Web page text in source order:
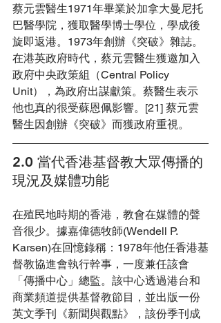
蔡元雲醫生1971年畢業於加拿大曼尼托
巴醫學院，獲取醫學博士學位，學成後
旋即返港。1973年創辦《突破》雜誌。
在港英政府時代，蔡元雲醫生獲邀加入
政府中央政策組（Central Policy
Unit），為政府出謀獻策。蔡醫生表示
他也真的很受蘇恩佩影響。[21] 蔡元雲
醫生因創辦《突破》而獲政府重視。
2.0 當代香港基督教大眾傳播的
現況及媒體功能
在殖民地時期的香港，教會在媒體的聲
音很少。據嘉偉德牧師(Wendell P.
Karsen)在回憶錄稱：1978年他任香港基
督教協進會執行幹事，一度兼任該會
「傳播中心」總監。該中心透過港台和
商業頻道提供基督教節目，並出版一份
英文季刊《新聞與觀點》，該份季刊成